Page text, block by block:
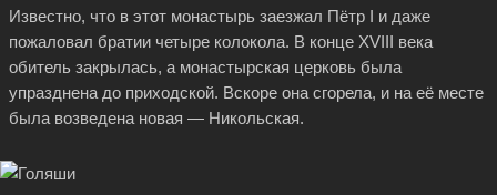
Известно, что в этот монастырь заезжал Пётр I и даже
пожаловал братии четыре колокола. В конце XVIII века
обитель закрылась, а монастырская церковь была
упразднена до приходской. Вскоре она сгорела, и на её месте
была возведена новая — Никольская.